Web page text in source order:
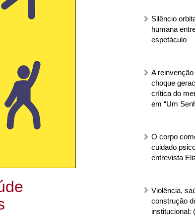
Silêncio
humana
espetáculo
A
choque
crítica do
em “Um
O corpo
cuidado
entrevista
Violência,
construção
institucional: